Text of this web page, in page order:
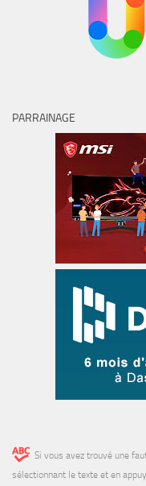
PARRAINAGE
Si vous avez trouvé une
sélectionnant le texte et en